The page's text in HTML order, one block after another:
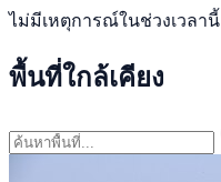
ไม่มีเหตุการณ์ในช่วงเวลานี้
พื้นที่ใกล้เคียง